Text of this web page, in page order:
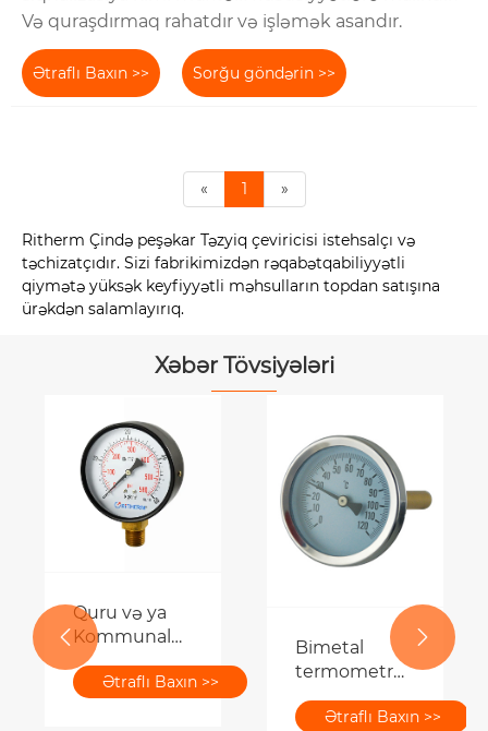
Və quraşdırmaq rahatdır və işləmək asandır.
Ətraflı Baxın >> Sorğu göndərin >>
« 1 »
Ritherm Çində peşəkar Təzyiq çeviricisi istehsalçı və
təchizatçıdır. Sizi fabrikimizdən rəqabətqabiliyyətli
qiymətə yüksək keyfiyyətli məhsulların topdan satışına
ürəkdən salamlayırıq.
Xəbər Tövsiyələri
Quru və ya
Kommunal
Təzyiq Ölçer:
Mühəndislər
Ətraflı Baxın >>
Bimetal
termometr
nədir və
sənayeƏtraflı Baxın >>
 